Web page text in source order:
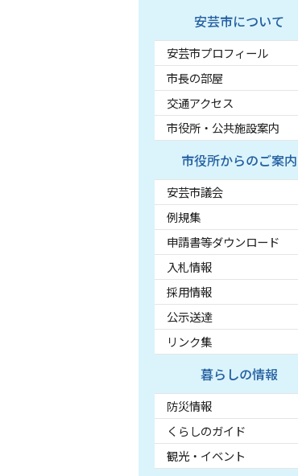
安芸市について
安芸市プロフィール
市長の部屋
交通アクセス
市役所・公共施設案内
市役所からのご案内
安芸市議会
例規集
申請書等ダウンロード
入札情報
採用情報
公示送達
リンク集
暮らしの情報
防災情報
くらしのガイド
観光・イベント